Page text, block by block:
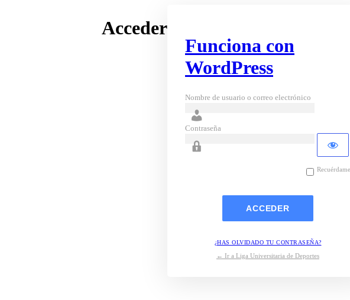
Acceder
Funciona con
WordPress
Nombre de usuario o correo electrónico
Contraseña
Recuérdame
¿HAS OLVIDADO TU CONTRASEÑA?
← Ir a Liga Universitaria de Deportes